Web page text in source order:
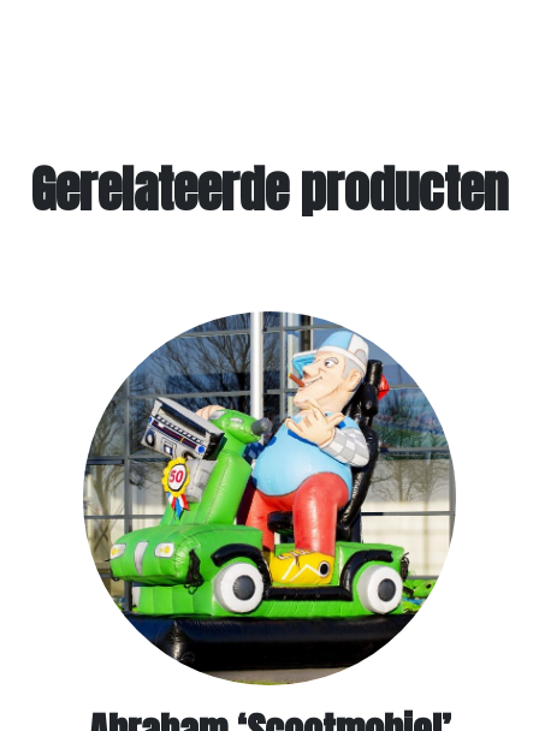
Gerelateerde producten